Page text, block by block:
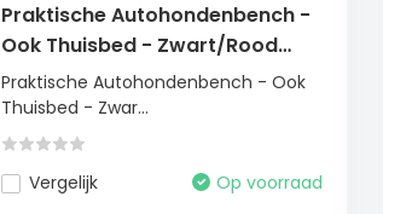
Praktische Autohondenbench -
Ook Thuisbed - Zwart/Rood
55x70cm
Praktische Autohondenbench - Ook
Thuisbed - Zwar...
Vergelijk Op voorraad